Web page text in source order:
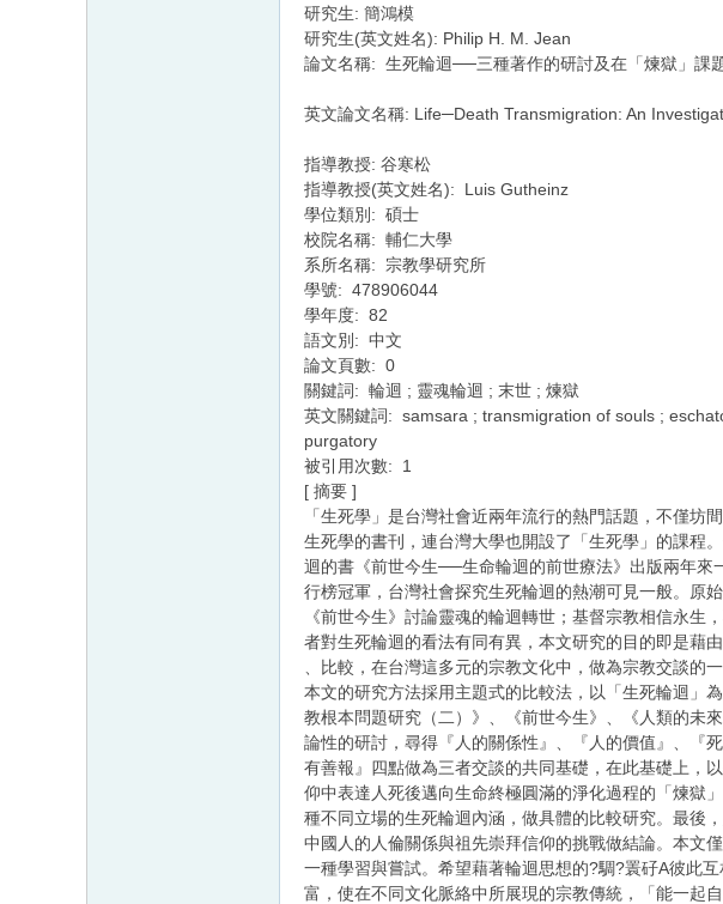
研究生: 簡鴻模
研究生(英文姓名): Philip H. M. Jean
論文名稱: 生死輪迴──三種著作的研討及在「煉獄」課
英文論文名稱: Life─Death Transmigration: An
指導教授: 谷寒松
指導教授(英文姓名): Luis Gutheinz
學位類別: 碩士
校院名稱: 輔仁大學
系所名稱: 宗教學研究所
學號: 478906044
學年度: 82
語文別: 中文
論文頁數: 0
關鍵詞: 輪迴 ; 靈魂輪迴 ; 末世 ; 煉獄
英文關鍵詞: samsara ; transmigration of souls ;
purgatory
被引用次數: 1
[ 摘要 ]
「生死學」是台灣社會近兩年流行的熱門話題，不僅坊
生死學的書刊，連台灣大學也開設了「生死學」的課程
迴的書《前世今生──生命輪迴的前世療法》出版兩年來
行榜冠軍，台灣社會探究生死輪迴的熱潮可見一般。原始
《前世今生》討論靈魂的輪迴轉世；基督宗教相信永生
者對生死輪迴的看法有同有異，本文研究的目的即是藉
、比較，在台灣這多元的宗教文化中，做為宗教交談的
本文的研究方法採用主題式的比較法，以「生死輪迴」
教根本問題研究（二）》、《前世今生》、《人類的未
論性的研討，尋得『人的關係性』、『人的價值』、『
有善報』四點做為三者交談的共同基礎，在此基礎上，
仰中表達人死後邁向生命終極圓滿的淨化過程的「煉獄
種不同立場的生死輪迴內涵，做具體的比較研究。最後
中國人的人倫關係與祖先崇拜信仰的挑戰做結論。本文
一種學習與嘗試。希望藉著輪迴思想的?騆?瞏矷A彼此
富，使在不同文化脈絡中所展現的宗教傳統，「能一起